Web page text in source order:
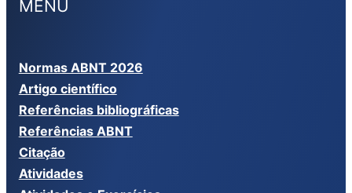
MENU
Normas ABNT 2026
Artigo científico
Referências bibliográficas
Referências ABNT
Citação
Atividades